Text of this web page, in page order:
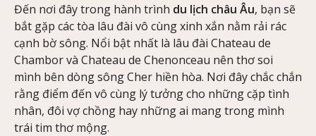
Đến nơi đây trong hành trình du lịch châu Âu, bạn sẽ
bắt gặp các tòa lâu đài vô cùng xinh xắn nằm rải rác
cạnh bờ sông. Nổi bật nhất là lâu đài Chateau de
Chambor và Chateau de Chenonceau nên thơ soi
mình bên dòng sông Cher hiền hòa. Nơi đây chắc chắn
rằng điểm đến vô cùng lý tưởng cho những cặp tình
nhân, đôi vợ chồng hay những ai mang trong mình
trái tim thơ mộng.